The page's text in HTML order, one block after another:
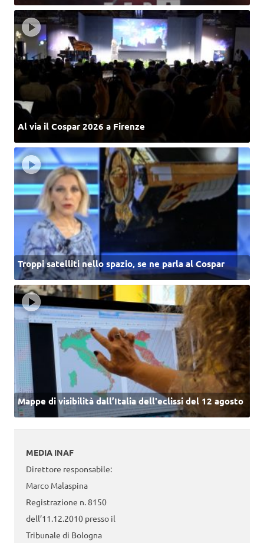
Al via il Cospar 2026 a Firenze
Troppi satelliti nello spazio, se ne parla al Cospar
Mappe di visibilità dall’Italia dell'eclissi del 12 agosto
MEDIA INAF
Direttore responsabile:
Marco Malaspina
Registrazione n. 8150
dell’11.12.2010 presso il
Tribunale di Bologna